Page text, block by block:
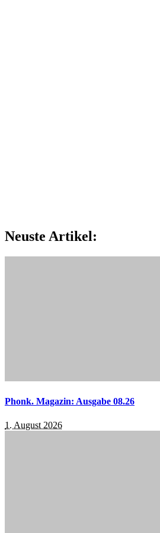
Neuste Artikel:
Phonk. Magazin: Ausgabe 08.26
1. August 2026